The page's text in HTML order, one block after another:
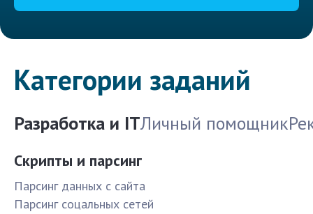
Категории заданий
Разработка и ITЛичный помощник
Скрипты и парсинг
Парсинг данных с сайта
Парсинг соцальных сетей